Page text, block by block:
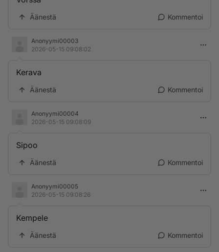
Äänestä Kommentoi
Anonyymi00003
2026-05-15 09:08:02
Kerava
Äänestä Kommentoi
Anonyymi00004
2026-05-15 09:08:09
Sipoo
Äänestä Kommentoi
Anonyymi00005
2026-05-15 09:08:26
Kempele
Äänestä Kommentoi